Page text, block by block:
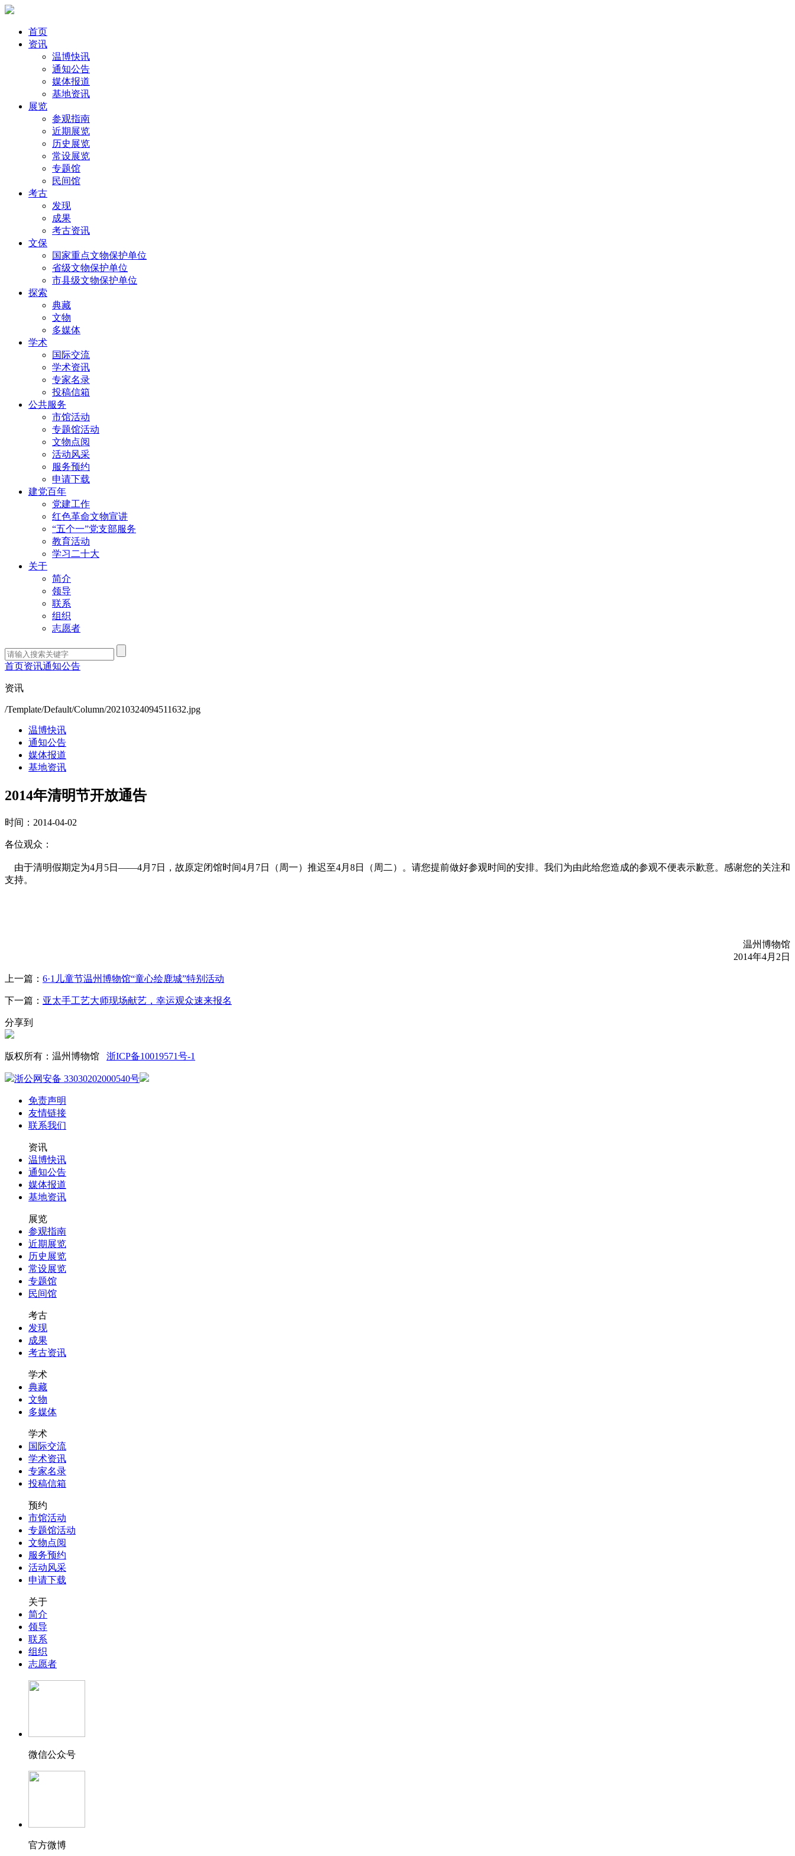
首页
资讯
温博快讯
通知公告
媒体报道
基地资讯
展览
参观指南
近期展览
历史展览
常设展览
专题馆
民间馆
考古
发现
成果
考古资讯
文保
国家重点文物保护单位
省级文物保护单位
市县级文物保护单位
探索
典藏
文物
多媒体
学术
国际交流
学术资讯
专家名录
投稿信箱
公共服务
市馆活动
专题馆活动
文物点阅
活动风采
服务预约
申请下载
建党百年
党建工作
红色革命文物宣讲
“五个一”党支部服务
教育活动
学习二十大
关于
简介
领导
联系
组织
志愿者
首页资讯通知公告
资讯
/Template/Default/Column/20210324094511632.jpg
温博快讯
通知公告
媒体报道
基地资讯
2014年清明节开放通告
时间：2014-04-02
各位观众：
由于清明假期定为4月5日——4月7日，故原定闭馆时间4月7日（周一）推迟至4月8日（周二）。请您提前做好参观时间的安排。我们为由此给您造成的参观不便表示歉意。感谢您的关注和
支持。
温州博物馆
2014年4月2日
上一篇： 6·1儿童节温州博物馆“童心绘鹿城”特别活动
下一篇： 亚太手工艺大师现场献艺，幸运观众速来报名
分享到
版权所有：温州博物馆 浙ICP备10019571号-1
浙公网安备 33030202000540号
免责声明
友情链接
联系我们
资讯
温博快讯
通知公告
媒体报道
基地资讯
展览
参观指南
近期展览
历史展览
常设展览
专题馆
民间馆
考古
发现
成果
考古资讯
学术
典藏
文物
多媒体
学术
国际交流
学术资讯
专家名录
投稿信箱
预约
市馆活动
专题馆活动
文物点阅
服务预约
活动风采
申请下载
关于
简介
领导
联系
组织
志愿者
微信公众号
官方微博